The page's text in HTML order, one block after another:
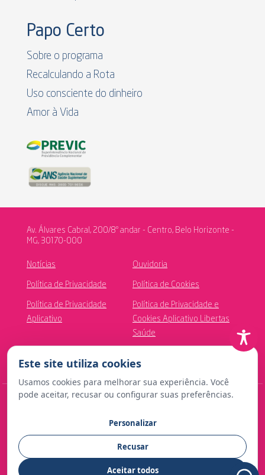
Papo Certo
Sobre o programa
Recalculando a Rota
Uso consciente do dinheiro
Amor à Vida
Av. Álvares Cabral, 200/8º andar - Centro, Belo Horizonte -
MG, 30170-000
Notícias Ouvidoria
Política de Privacidade Política de Cookies
Política de Privacidade
Aplicativo
Política de Privacidade e
Cookies Aplicativo Libertas
Saúde
Contato para imprensa:
comunicacao@fundacaolibertas.com.br
Este site utiliza cookies
Usamos cookies para melhorar sua experiência. Você
pode aceitar, recusar ou configurar suas preferências.
Personalizar
Recusar
Aceitar todos